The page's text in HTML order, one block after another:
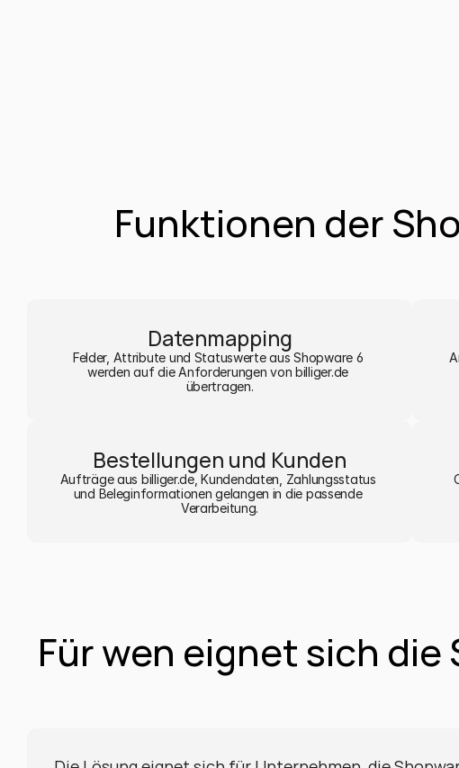
Funktionen der
Datenmapping
Felder, Attribute und Statuswerte aus Shopware 6
werden auf die Anforderungen von billiger.de
übertragen.
Bestellungen und Kunden
Aufträge aus billiger.de, Kundendaten, Zahlungsstatus
und Beleginformationen gelangen in die passende
Verarbeitung.
Für wen eignet sich